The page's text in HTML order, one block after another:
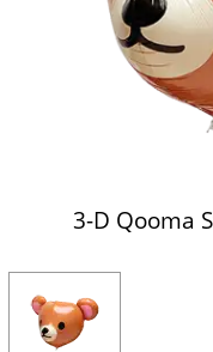
3-D Qooma